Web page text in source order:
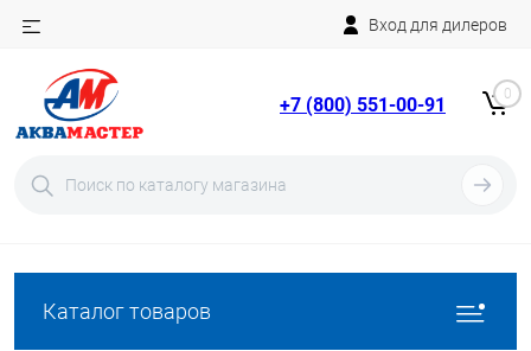
Вход для дилеров
+7 (800) 551-00-91 0
Каталог товаров